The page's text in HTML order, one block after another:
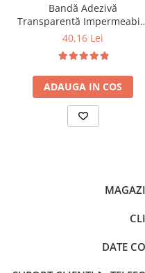
Bandă Adezivă
Transparentă
pentru Izolare Mobilă și
Protecție Durabilă și
Eficientă
40,16 Lei
ADAUGA IN COS
DATE